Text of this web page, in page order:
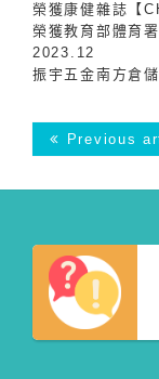
榮獲康健雜誌【
榮獲教育部體育
2023.12
振宇五金南方倉
Previous